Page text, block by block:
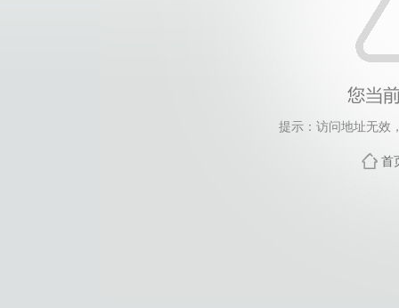
提示：访问地址无效
首